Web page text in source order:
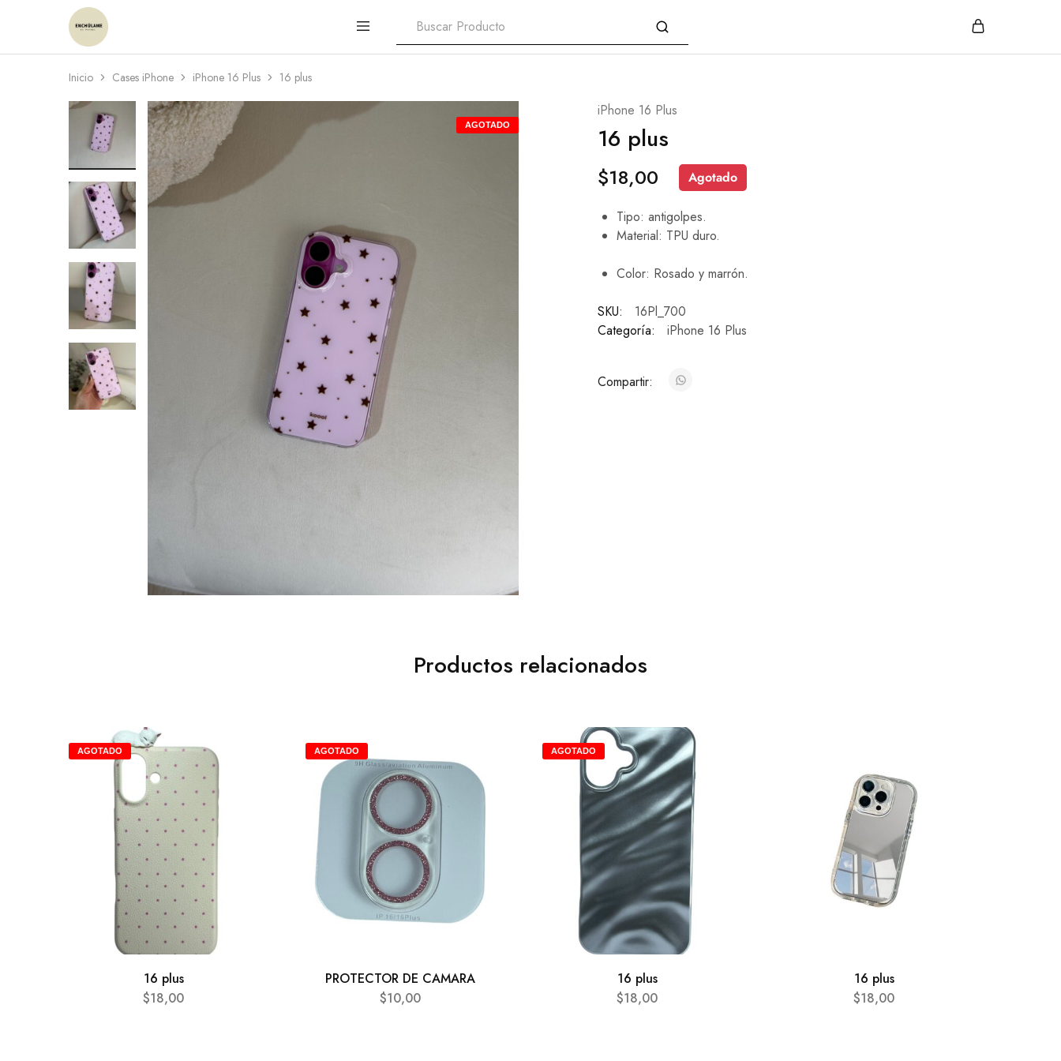
Enchulame
Tienda
Inicio Cases iPhone iPhone 16 Plus 16 plus
AGOTADO
iPhone 16 Plus
16 plus
$18,00 Agotado
Tipo: antigolpes.
Material: TPU duro.
Color: Rosado y marrón.
SKU:
16Pl_700
Categoría:
iPhone 16 Plus
Compartir:
Productos relacionados
AGOTADO
16 plus
$18,00
AGOTADO
PROTECTOR DE CAMARA
$10,00
AGOTADO
16 plus
$18,00
16 plus
$18,00